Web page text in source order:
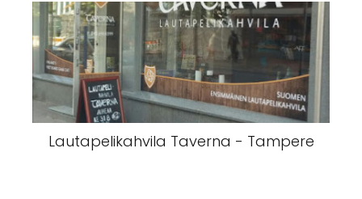
Lautapelikahvila Taverna - Tampere